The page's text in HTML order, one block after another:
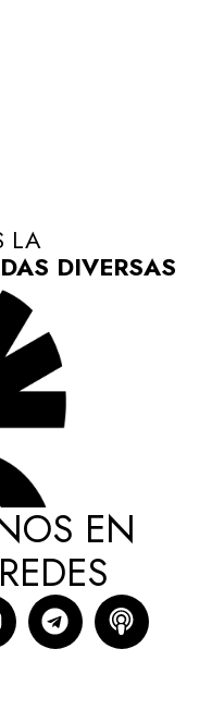
LA
DIVERSAS
EN